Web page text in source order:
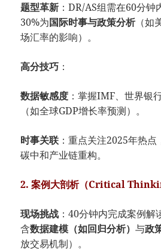
​题型革新​ ：DR/AS组需在60分钟
30%为​​国际时事与政策分析​（如
场汇率的影响）。
​高分技巧​ ​：
​数据敏感度​ ：掌握IMF、世界银
（如全球GDP增长率预测）。
​时事关联​ ：重点关注2025年热点
碳中和产业链重构。
​2. 案例大剖析（Critical
​现场挑战​ ：40分钟内完成案例
含​​数据建模（如回归分析）​​与​政
放交易机制）。